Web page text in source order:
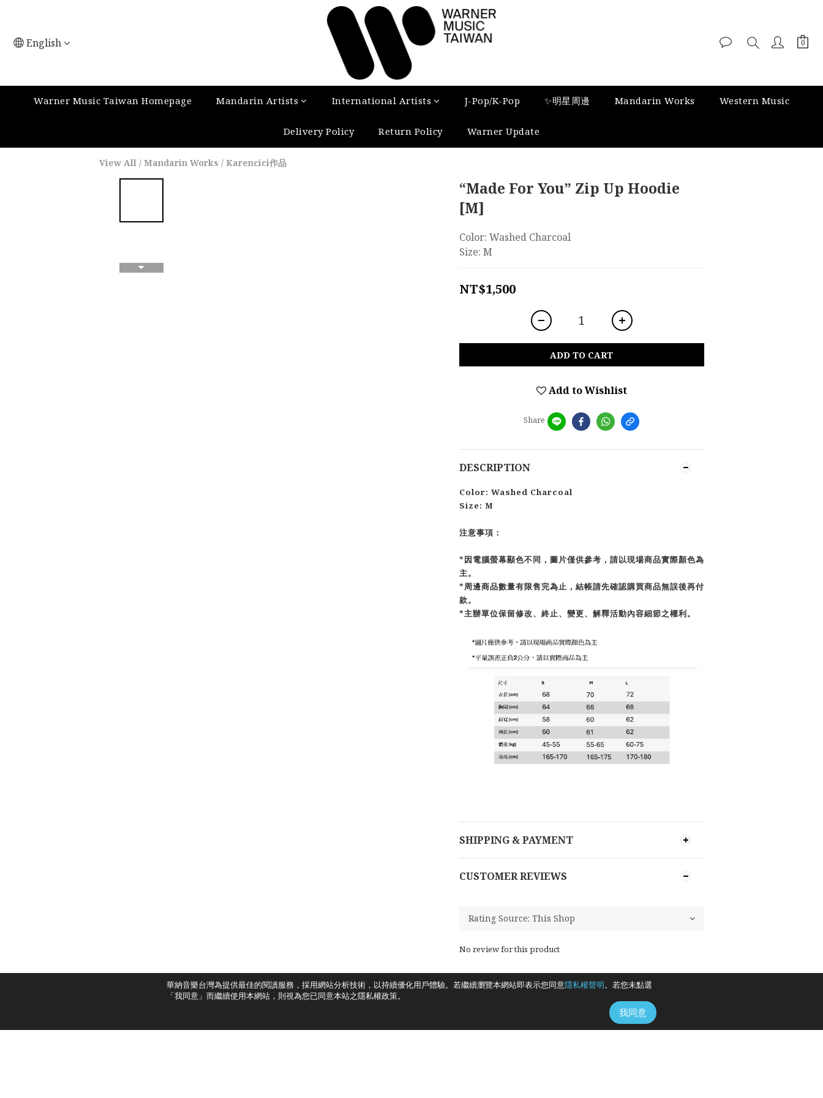
English
Warner Music Taiwan Homepage Mandarin Artists International Artists J-Pop/K-Pop ✨明星周邊 Mandarin Works Western Music
Delivery Policy Return Policy Warner Update
View All / Mandarin Works / Karencici作品
“Made For You” Zip Up Hoodie
[M]
Color: Washed Charcoal
Size: M
NT$1,500
ADD TO CART
Add to Wishlist
Share
DESCRIPTION
Color: Washed Charcoal
Size: M
注意事項：
*因電腦螢幕顯色不同，圖片僅供參考，請以現場商品實際顏色為
主。
*周邊商品數量有限售完為止，結帳請先確認購買商品無誤後再付
款。
*主辦單位保留修改、終止、變更、解釋活動內容細節之權利。
SHIPPING & PAYMENT
CUSTOMER REVIEWS
No review for this product
華納音樂台灣為提供最佳的閱讀服務，採用網站分析技術，以持續優化用戶體驗。若繼續瀏覽本網站即表示您同意隱私權聲明。若您未點選
「我同意」而繼續使用本網站，則視為您已同意本站之隱私權政策。
我同意